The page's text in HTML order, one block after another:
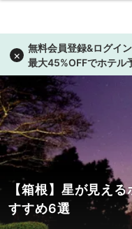
【箱根】星が見え
すすめ6選